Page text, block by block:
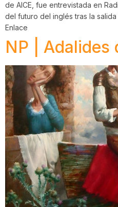
de AICE, fue entrevistada en
del futuro del inglés tras la
Enlace
NP | Adalides